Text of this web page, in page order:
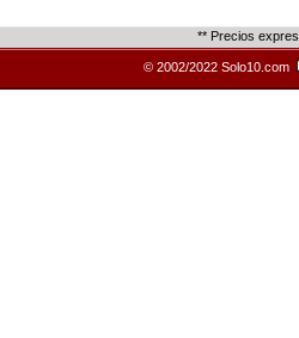
** Precios
© 2002/2022 Solo10.com